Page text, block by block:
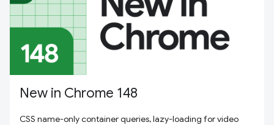
New in Chrome 148
CSS name-only container queries, lazy-loading for video